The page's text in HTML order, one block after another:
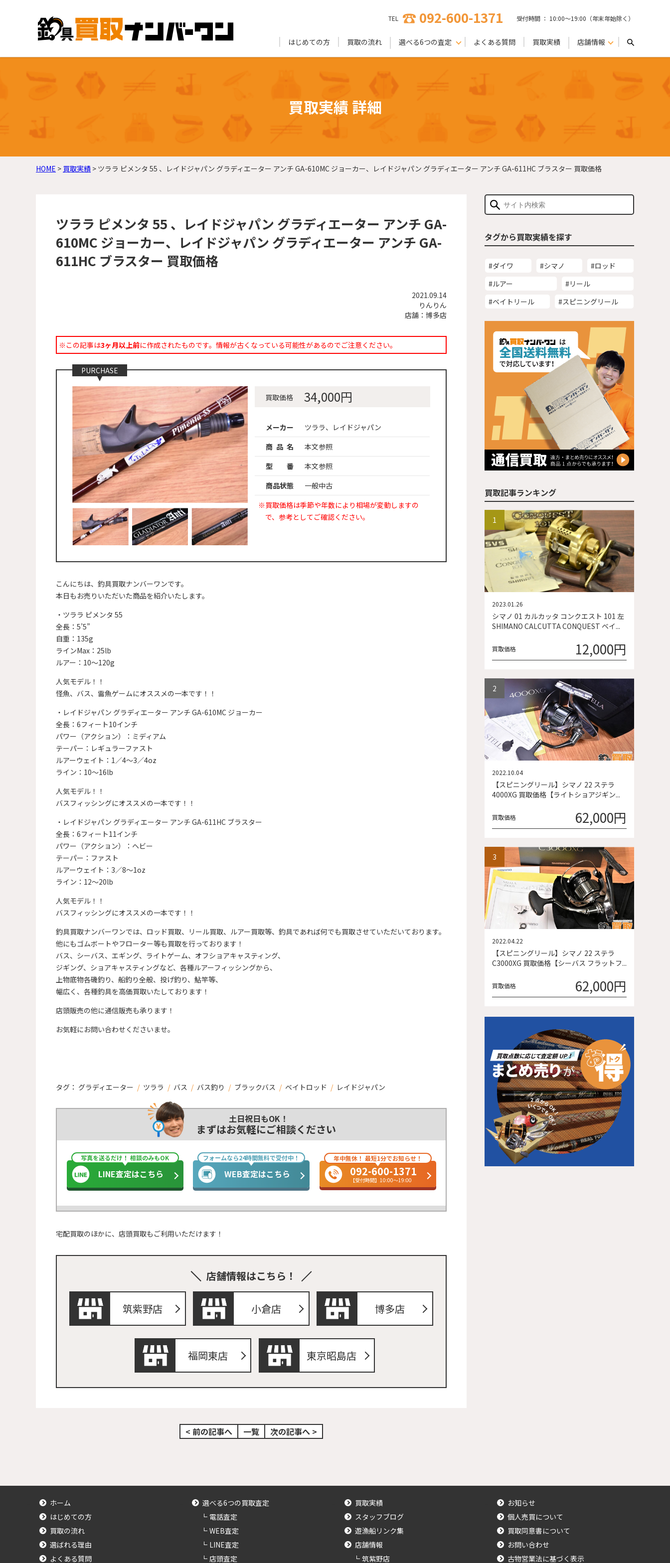
TEL 092-600-1371 受付時間 ： 10:00〜19:00（年末年始除く）
はじめての方 買取の流れ 選べる6つの査定 よくある質問 買取実績 店舗情報
買取実績 詳細
HOME > 買取実績 > ツララ ピメンタ 55 、レイドジャパン グラディエーター アンチ GA-610MC ジョーカー、レイドジャパン グラディエーター アンチ GA-611HC ブラスター 買取価格
ツララ ピメンタ 55 、レイドジャパン グラディエーター アンチ GA-
610MC ジョーカー、レイドジャパン グラディエーター アンチ GA-
611HC ブラスター 買取価格
2021.09.14
りんりん
店舗：博多店
※この記事は3ヶ月以上前に作成されたものです。情報が古くなっている可能性があるのでご注意ください。
PURCHASE
買取価格 34,000円
メーカー
ツララ、レイドジャパン
商 品 名
本文参照
型 番
本文参照
商品状態
一般中古
※買取価格は季節や年数により相場が変動しますの
で、参考としてご確認ください。
こんにちは、釣具買取ナンバーワンです。
本日もお売りいただいた商品を紹介いたします。
・ツララ ピメンタ 55
全長：5’5”
自重：135g
ラインMax：25lb
ルアー：10～120g
人気モデル！！
怪魚、バス、雷魚ゲームにオススメの一本です！！
・レイドジャパン グラディエーター アンチ GA-610MC ジョーカー
全長：6フィート10インチ
パワー（アクション）：ミディアム
テーパー：レギュラーファスト
ルアーウェイト：1／4～3／4oz
ライン：10～16lb
人気モデル！！
バスフィッシングにオススメの一本です！！
・レイドジャパン グラディエーター アンチ GA-611HC ブラスター
全長：6フィート11インチ
パワー（アクション）：ヘビー
テーパー：ファスト
ルアーウェイト：3／8～1oz
ライン：12～20lb
人気モデル！！
バスフィッシングにオススメの一本です！！
釣具買取ナンバーワンでは、ロッド買取、リール買取、ルアー買取等、釣具であれば何でも買取させていただいております。
他にもゴムボートやフローター等も買取を行っております！
バス、シーバス、エギング、ライトゲーム、オフショアキャスティング、
ジギング、ショアキャスティングなど、各種ルアーフィッシングから、
上物底物各磯釣り、船釣り全般、投げ釣り、鮎竿等、
幅広く、各種釣具を高価買取いたしております！
店頭販売の他に通信販売も承ります！
お気軽にお問い合わせくださいませ。
タグ： グラディエーター / ツララ / バス / バス釣り / ブラックバス / ベイトロッド / レイドジャパン
土日祝日もOK！
まずはお気軽にご相談ください
写真を送るだけ！ 相談のみもOK
LINE査定はこちら
フォームなら24時間無料で受付中！
WEB査定はこちら
年中無休！ 最短1分でお知らせ！
092-600-1371
【受付時間】10:00～19:00
宅配買取のほかに、店頭買取もご利用いただけます！
店舗情報はこちら！
筑紫野店 小倉店 博多店
福岡東店 東京昭島店
< 前の記事へ 一覧 次の記事へ >
タグから買取実績を探す
#ダイワ #シマノ
#ロッド
#ルアー
#リール
#ベイトリール
#スピニングリール
買取記事ランキング
シマノ 01 カルカッタ コンクエスト 101 左
SHIMANO CALCUTTA CONQUEST ベイ...
2023.01.26
買取価格 12,000円
【スピニングリール】シマノ 22 ステラ
4000XG 買取価格【ライトショアジギン...
2022.10.04
買取価格 62,000円
【スピニングリール】シマノ 22 ステラ
C3000XG 買取価格【シーバス フラットフ...
2022.04.22
買取価格 62,000円
ホーム
はじめての方
買取の流れ
選ばれる理由
よくある質問
選べる6つの買取査定
電話査定
WEB査定
LINE査定
店頭査定
買取実績
スタッフブログ
遊漁船リンク集
店舗情報
筑紫野店
お知らせ
個人売買について
買取同意書について
お問い合わせ
古物営業法に基づく表示